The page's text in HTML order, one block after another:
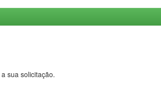
sua solicitação.